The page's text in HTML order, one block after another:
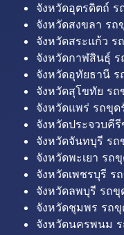
จังหวัดอุตรดิตถ์ ร
จังหวัดสงขลา รถ
จังหวัดสระแก้ว ร
จังหวัดกาฬสินธุ์
จังหวัดอุทัยธานี
จังหวัดสุโขทัย ร
จังหวัดแพร่ รถขุด
จังหวัดประจวบคี
จังหวัดจันทบุรี ร
จังหวัดพะเยา รถ
จังหวัดเพชรบุรี ร
จังหวัดลพบุรี รถ
จังหวัดชุมพร รถ
จังหวัดนครพนม